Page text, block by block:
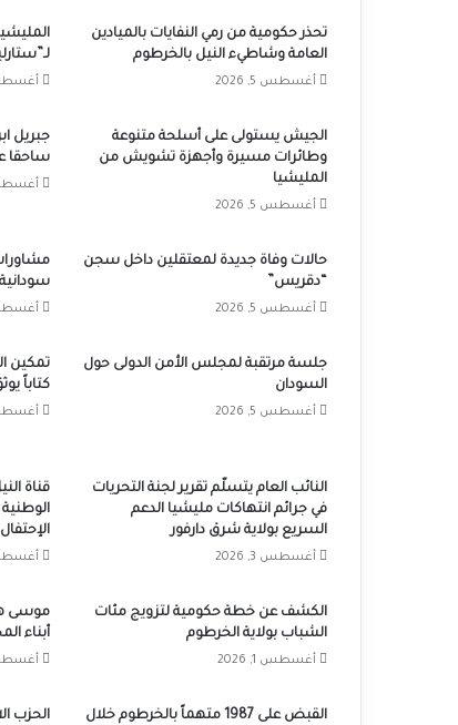
تحذر حكومية من رمي النفايات بالميادين
العامة وشاطيء النيل بالخرطوم
أغسطس 5, 2026 أغسطس 5,
الجيش يستولى على أسلحة متنوعة
وطائرات مسيرة وأجهزة تشويش من
المليشيا
أغسطس 5, 2026
جبريل
ساحقا
أغسطس 5,
حالات وفاة جديدة لمعتقلين داخل سجن
“دقريس”
أغسطس 5, 2026
سودانية
أغسطس 5,
جلسة مرتقبة لمجلس الأمن الدولى حول
السودان
أغسطس 5, 2026
تمكين
كتاباً
أغسطس 4,
النائب العام يتسلّم تقرير لجنة التحريات
في جرائم انتهاكات مليشيا الدعم
السريع بولاية شرق دارفور
أغسطس 3, 2026
قناة
الإحتفال بالعيد
أغسطس 3,
الكشف عن خطة حكومية لتزويج مئات
الشباب بولاية الخرطوم
أغسطس 1, 2026
موسى
أبناء
أغسطس 1,
القبض على 1987 متهماً بالخرطوم خلال
الحزب